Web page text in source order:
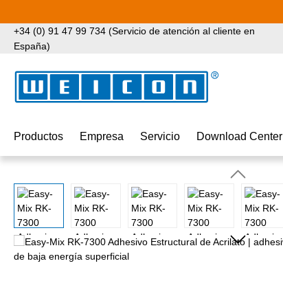
+34 (0) 91 47 99 734 (Servicio de atención al cliente en
España)
Productos Empresa Servicio Download Center
Omitir galería de imágenes